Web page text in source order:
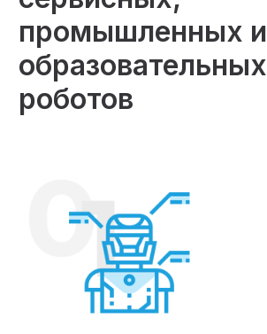
промышленных и
образовательных
роботов